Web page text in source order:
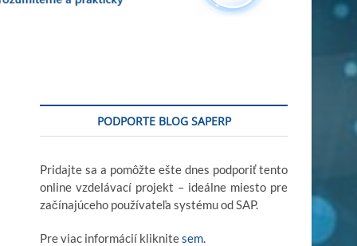
PODPORTE BLOG SAPERP
Pridajte sa a pomôžte ešte dnes podporiť tento
online vzdelávací projekt – ideálne miesto pre
začínajúceho používateľa systému od SAP.
Pre viac informácií kliknitesem.